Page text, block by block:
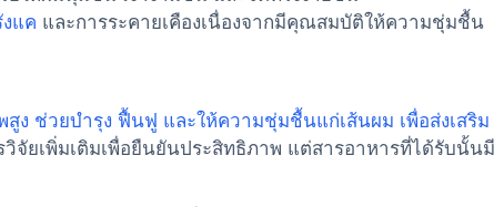
แค และการระคายเคืองเนื่องจากมีคุณสมบัติให้ความชุ่มชื้น
ช่วยบำรุง ฟื้นฟู และให้ความชุ่มชื้นแก่เส้นผม เพื่อส่งเสริม
วิจัยเพิ่มเติมเพื่อยืนยันประสิทธิภาพ แต่สารอาหารที่ได้รับนั้นมี